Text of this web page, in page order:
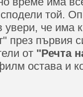
той.
че има
през първия
от "Речта
остава и